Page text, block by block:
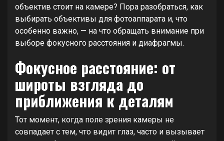
объектив стоит на камере? Пора разобраться, как
выбирать объективы для фотоаппарата и, что
особенно важно, — на что обращать внимание при
выборе фокусного расстояния и диафрагмы.
Фокусное расстояние: от
широты взгляда до
приближения к деталям
Тот момент, когда поле зрения камеры не
совпадает с тем, что видит глаз, часто и вызывает